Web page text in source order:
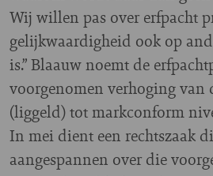
Wij willen pas over erfpacht
gelijkwaardigheid ook op
is.” Blaauw noemt de
voorgenomen verhoging van
(liggeld) tot markconform
In mei dient een rechtszaak
aangespannen over die